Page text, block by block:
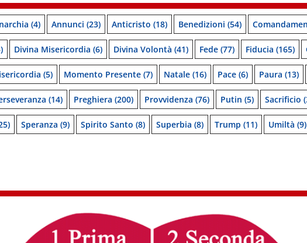
(4) Annunci (23) Anticristo (18) Benedizioni (54)
Divina Misericordia (6) Divina Volontà (41) Fede (77) Fiducia (165)
(5) Momento Presente (7) Natale (16) Pace (6) Paura (13)
(14) Preghiera (200) Provvidenza (76) Putin (5) Sacrificio
Speranza (9) Spirito Santo (8) Superbia (8) Trump (11) Umiltà (9)